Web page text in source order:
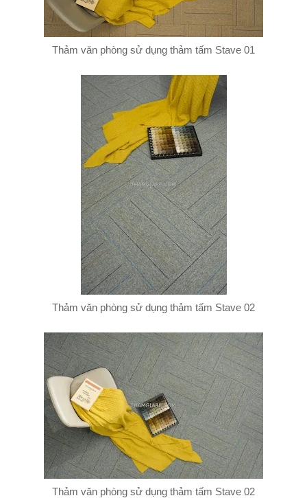
Thảm văn phòng sử dụng thảm tấm Stave 01
Thảm văn phòng sử dụng thảm tấm Stave 02
Thảm văn phòng sử dụng thảm tấm Stave 02